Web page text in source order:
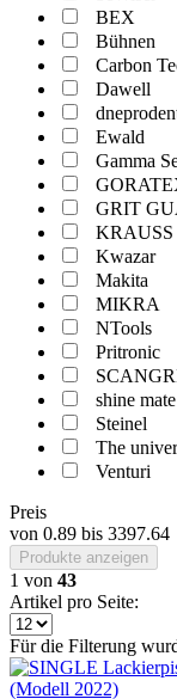
BEX
Bühnen
Carbon
Dawell
Ewald
Gamma
GRIT
KRAUSS
Kwazar
Makita
MIKRA
NTools
Pritronic
shine mate
Steinel
The
Venturi
Preis
von 0.89 bis 3397.64
Produkte anzeigen
1 von 43
Artikel pro Seite:
Für die Filterung